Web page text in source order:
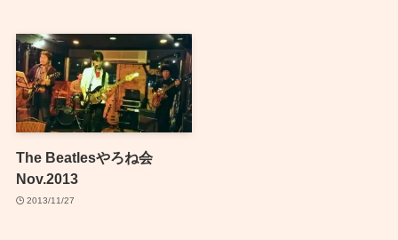
The Beatlesやろね会
Nov.2013
2013/11/27